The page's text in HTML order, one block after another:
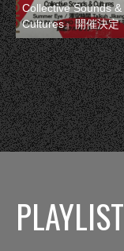
Collective Sounds &
Cultures』開催決定
PLAYLIST